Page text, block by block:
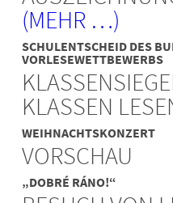
(MEHR …)
SCHULENTSCHEID DES
VORLESEWETTBEWERBS
KLASSEN
WEIHNACHTSKONZERT
VORSCHAU
„DOBRÉ RÁNO!“